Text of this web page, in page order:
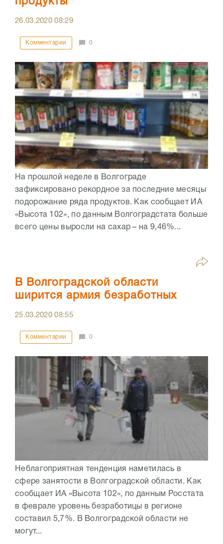
26.03.202008:29
Комментарии 0
На прошлой неделе в Волгограде
зафиксировано рекордное за последние месяцы
подорожание ряда продуктов. Как сообщает ИА
«Высота 102», по данным Волгоградстата больше
всего цены выросли на сахар – на 9,46%...
В Волгоградской области
ширится армия безработных
25.03.202008:55
Комментарии 0
Неблагоприятная тенденция наметилась в
сфере занятости в Волгоградской области. Как
сообщает ИА «Высота 102», по данным Росстата
в феврале уровень безработицы в регионе
составил 5,7%. В Волгоградской области не
могут...